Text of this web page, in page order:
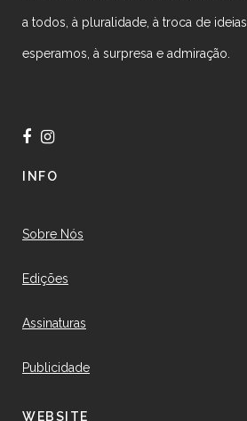
a todos, à pluralidade, à troca de
esperamos, à surpresa e admiração.
INFO
Sobre Nós
Edições
Assinaturas
Publicidade
WEBSITE